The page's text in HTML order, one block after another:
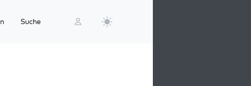
Suche